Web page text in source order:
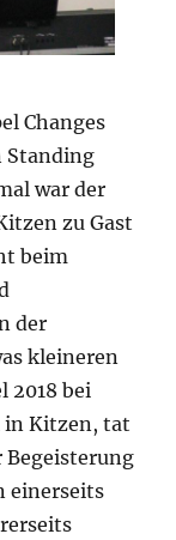
Changes
Standing
war der
zu Gast
beim
der
kleineren
2018 bei
in Kitzen, tat
Begeisterung
einerseits